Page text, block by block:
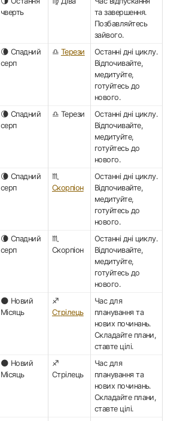
чверть
та завершення.
Позбавляйтесь
зайвого.
🌘 Спадний
серп
♎ Терези
Останні дні циклу.
Відпочивайте,
медитуйте,
готуйтесь до
нового.
🌘 Спадний
серп
♎ Терези
Останні дні циклу.
Відпочивайте,
медитуйте,
готуйтесь до
нового.
🌘 Спадний
серп
♏
Скорпіон
Останні дні циклу.
Відпочивайте,
медитуйте,
готуйтесь до
нового.
🌘 Спадний
серп
♏
Скорпіон
Останні дні циклу.
Відпочивайте,
медитуйте,
готуйтесь до
нового.
🌑 Новий
Місяць
♐
Стрілець
Час для
планування та
нових починань.
Складайте плани,
ставте цілі.
🌑 Новий
Місяць
♐
Стрілець
Час для
планування та
нових починань.
Складайте плани,
ставте цілі.